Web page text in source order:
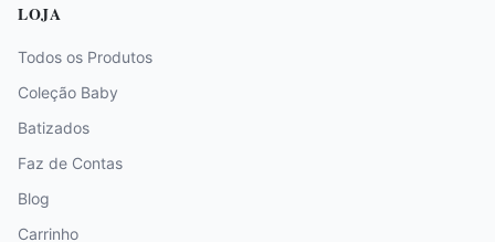
LOJA
Todos os Produtos
Coleção Baby
Batizados
Faz de Contas
Blog
Carrinho